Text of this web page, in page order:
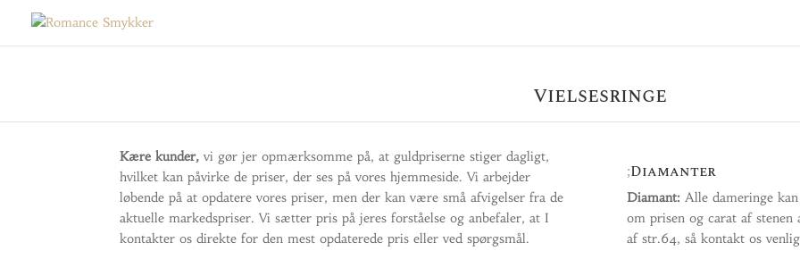
Vielsesringe
Kære kunder, vi gør jer opmærksomme på, at guldpriserne stiger dagligt,
hvilket kan påvirke de priser, der ses på vores hjemmeside. Vi arbejder
løbende på at opdatere vores priser, men der kan være små afvigelser fra de
aktuelle markedspriser. Vi sætter pris på jeres forståelse og anbefaler, at I
kontakter os direkte for den mest opdaterede pris eller ved spørgsmål.
Diamanter
Diamant: Alle dameringe
om prisen og carat af
af str.64, så kontakt os